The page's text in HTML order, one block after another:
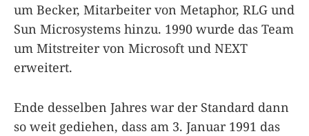
um Becker, Mitarbeiter von Metaphor, RLG und
Sun Microsystems hinzu. 1990 wurde das Team
um Mitstreiter von Microsoft und NEXT
erweitert.
Ende desselben Jahres war der Standard dann
so weit gediehen, dass am 3. Januar 1991 das